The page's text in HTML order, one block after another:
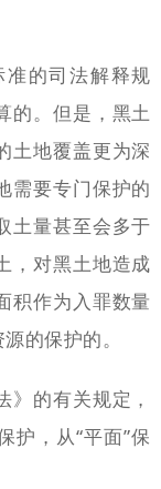
的司法解释规
的。但是，黑土
土地覆盖更为深
需要专门保护的
土量甚至会多于
，对黑土地造成
积作为入罪数量
的保护的。
的有关规定，
护，从“平面”保